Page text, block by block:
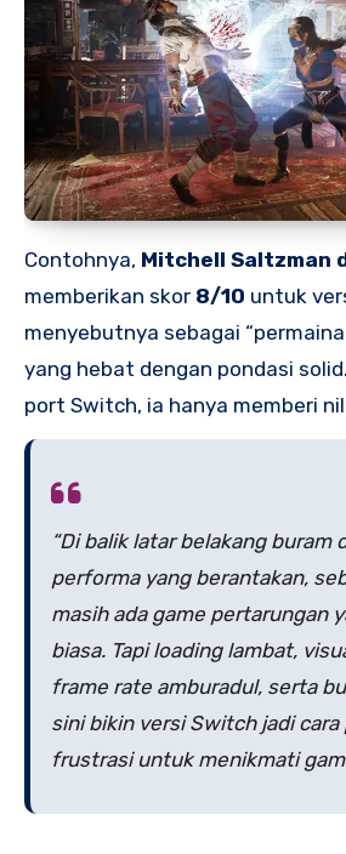
Contohnya, Mitchell Saltzman
memberikan skor 8/10 untuk
menyebutnya sebagai
yang hebat dengan pondasi
port Switch, ia hanya memberi
“Di balik latar belakang buram
performa yang berantakan,
masih ada game pertarungan
biasa. Tapi loading lambat,
frame rate amburadul, serta
sini bikin versi Switch jadi cara
frustrasi untuk menikmati